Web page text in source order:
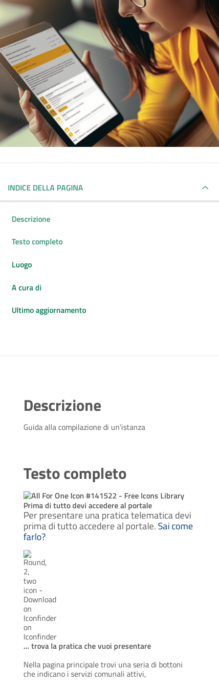
INDICE DELLA PAGINA
Descrizione
Testo completo
Luogo
A cura di
Ultimo aggiornamento
Descrizione
Guida alla compilazione di un'istanza
Testo completo
Prima di tutto devi accedere al portale
Per presentare una pratica telematica devi
prima di tutto accedere al portale. Sai come
farlo?
... trova la pratica che vuoi presentare
Nella pagina principale trovi una seria di bottoni
che indicano i servizi comunali attivi,